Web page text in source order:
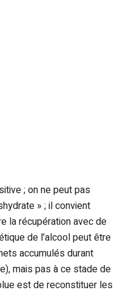
; on ne peut pas
» ; il convient
la récupération avec de
de l’alcool peut être
accumulés durant
mais pas à ce stade de
est de reconstituer les